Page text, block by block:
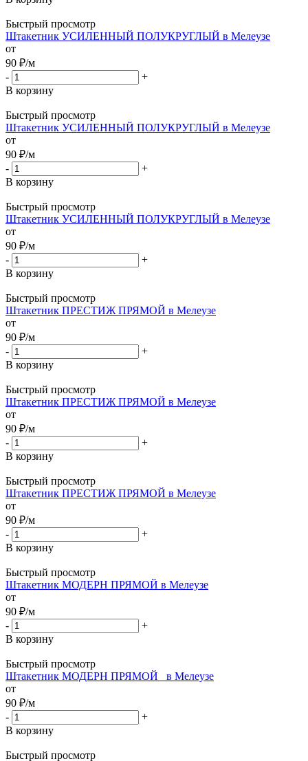
Быстрый просмотр
Штакетник УСИЛЕННЫЙ ПОЛУКРУГЛЫЙ в Мелеузе
от
90 ₽/м
-
+
В корзину
Быстрый просмотр
Штакетник УСИЛЕННЫЙ ПОЛУКРУГЛЫЙ в Мелеузе
от
90 ₽/м
-
+
В корзину
Быстрый просмотр
Штакетник УСИЛЕННЫЙ ПОЛУКРУГЛЫЙ в Мелеузе
от
90 ₽/м
-
+
В корзину
Быстрый просмотр
Штакетник ПРЕСТИЖ ПРЯМОЙ в Мелеузе
от
90 ₽/м
-
+
В корзину
Быстрый просмотр
Штакетник ПРЕСТИЖ ПРЯМОЙ в Мелеузе
от
90 ₽/м
-
+
В корзину
Быстрый просмотр
Штакетник ПРЕСТИЖ ПРЯМОЙ в Мелеузе
от
90 ₽/м
-
+
В корзину
Быстрый просмотр
Штакетник МОДЕРН ПРЯМОЙ в Мелеузе
от
90 ₽/м
-
+
В корзину
Быстрый просмотр
Штакетник МОДЕРН ПРЯМОЙ_ в Мелеузе
от
90 ₽/м
-
+
В корзину
Быстрый просмотр